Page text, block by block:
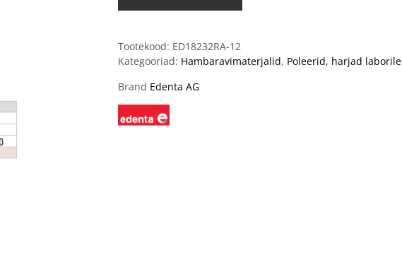
Tootekood: ED18232RA-12
Kategooriad: Hambaravimaterjalid, Poleerid, harjad laborile
Brand Edenta AG